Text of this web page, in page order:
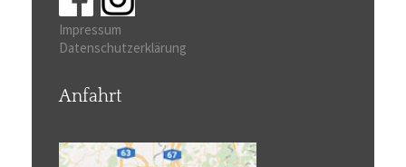
Impressum
Datenschutzerklärung
Anfahrt